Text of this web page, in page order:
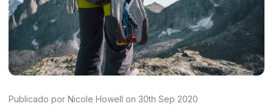
Publicado por Nicole Howell on 30th Sep 2020